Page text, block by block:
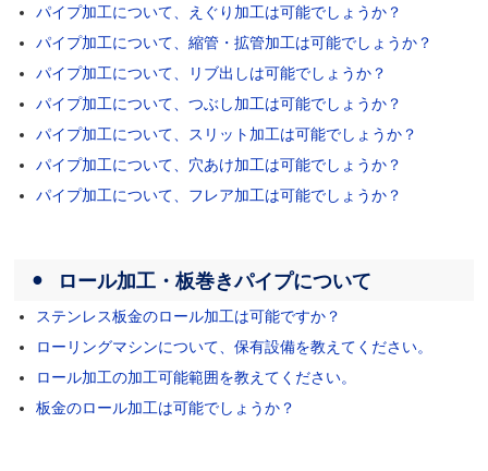
パイプ加工について、えぐり加工は可能でしょうか？
パイプ加工について、縮管・拡管加工は可能でしょうか？
パイプ加工について、リブ出しは可能でしょうか？
パイプ加工について、つぶし加工は可能でしょうか？
パイプ加工について、スリット加工は可能でしょうか？
パイプ加工について、穴あけ加工は可能でしょうか？
パイプ加工について、フレア加工は可能でしょうか？
ロール加工・板巻きパイプについて
ステンレス板金のロール加工は可能ですか？
ローリングマシンについて、保有設備を教えてください。
ロール加工の加工可能範囲を教えてください。
板金のロール加工は可能でしょうか？